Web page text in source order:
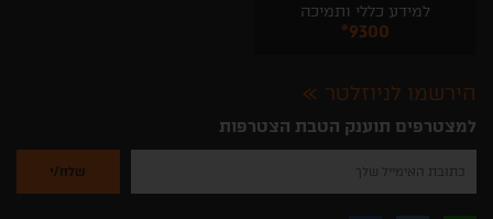
למידע כללי ותמיכה
*9300
הירשמו לניוזלטר
למצטרפים תוענק הטבת הצטרפות
להזין